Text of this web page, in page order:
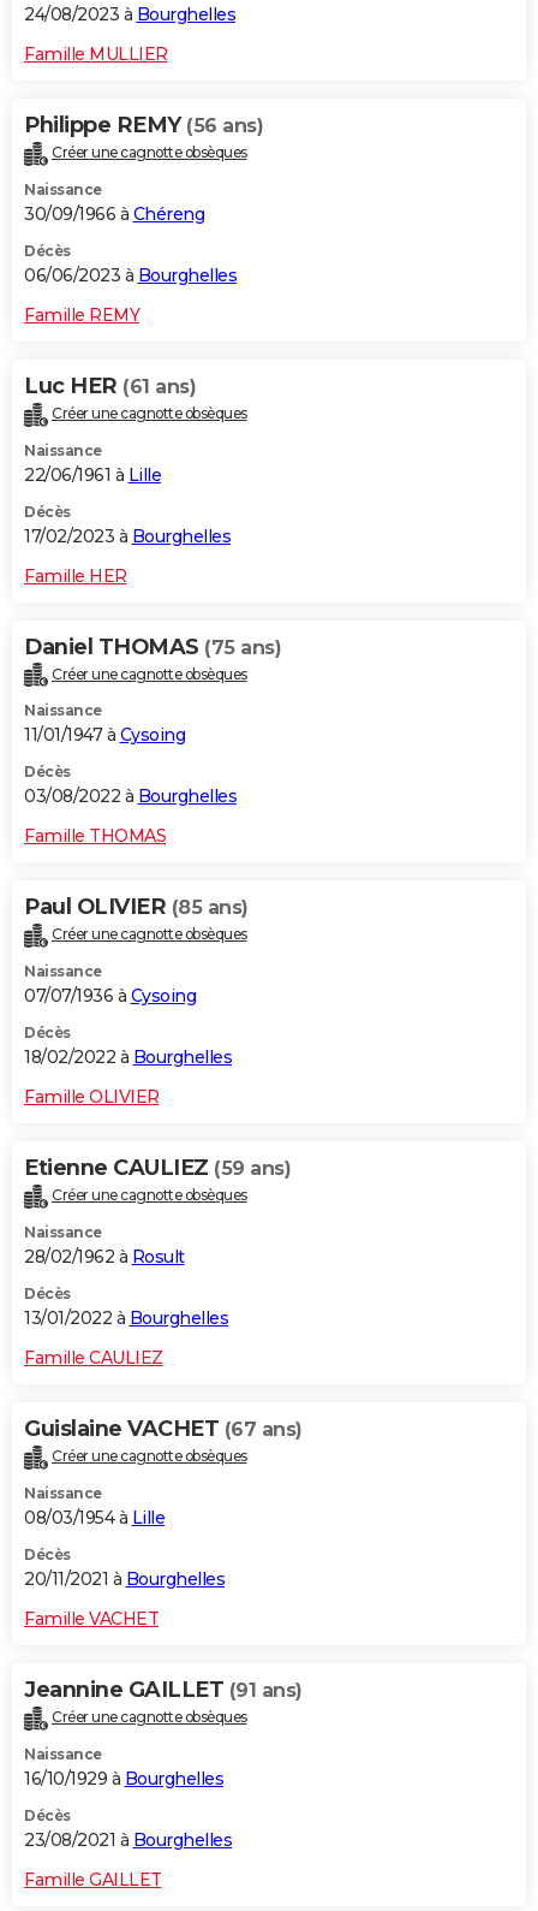
24/08/2023 à Bourghelles
Famille MULLIER
Philippe REMY (56 ans)
Créer une cagnotte obsèques
Naissance
30/09/1966 à Chéreng
Décès
06/06/2023 à Bourghelles
Famille REMY
Luc HER (61 ans)
Créer une cagnotte obsèques
Naissance
22/06/1961 à Lille
Décès
17/02/2023 à Bourghelles
Famille HER
Daniel THOMAS (75 ans)
Créer une cagnotte obsèques
Naissance
11/01/1947 à Cysoing
Décès
03/08/2022 à Bourghelles
Famille THOMAS
Paul OLIVIER (85 ans)
Créer une cagnotte obsèques
Naissance
07/07/1936 à Cysoing
Décès
18/02/2022 à Bourghelles
Famille OLIVIER
Etienne CAULIEZ (59 ans)
Créer une cagnotte obsèques
Naissance
28/02/1962 à Rosult
Décès
13/01/2022 à Bourghelles
Famille CAULIEZ
Guislaine VACHET (67 ans)
Créer une cagnotte obsèques
Naissance
08/03/1954 à Lille
Décès
20/11/2021 à Bourghelles
Famille VACHET
Jeannine GAILLET (91 ans)
Créer une cagnotte obsèques
Naissance
16/10/1929 à Bourghelles
Décès
23/08/2021 à Bourghelles
Famille GAILLET